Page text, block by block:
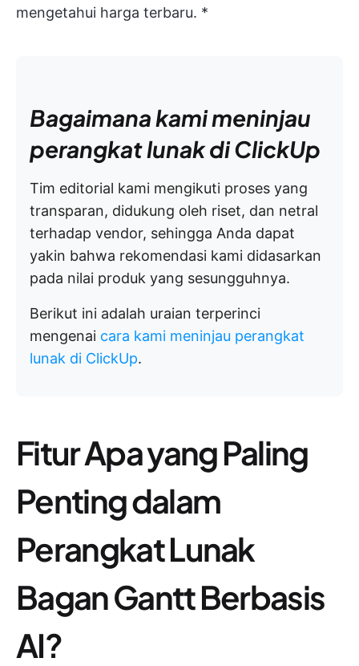
mengetahui harga terbaru. *
Bagaimana kami meninjau
perangkat lunak di ClickUp
Tim editorial kami mengikuti proses yang
transparan, didukung oleh riset, dan netral
terhadap vendor, sehingga Anda dapat
yakin bahwa rekomendasi kami didasarkan
pada nilai produk yang sesungguhnya.
Berikut ini adalah uraian terperinci
mengenai cara kami meninjau perangkat
lunak di ClickUp.
Fitur Apa yang Paling
Penting dalam
Perangkat Lunak
Bagan Gantt Berbasis
AI?